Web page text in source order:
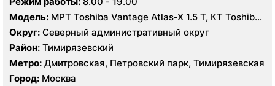
Модель: МРТ Toshiba Vantage Atlas-X 1.5 Т, КТ Toshiba
Aquilion 64 среза, УЗИ
Округ: Северный административный округ
Район: Тимирязевский
Метро: Дмитровская, Петровский парк, Тимирязевская
Город: Москва